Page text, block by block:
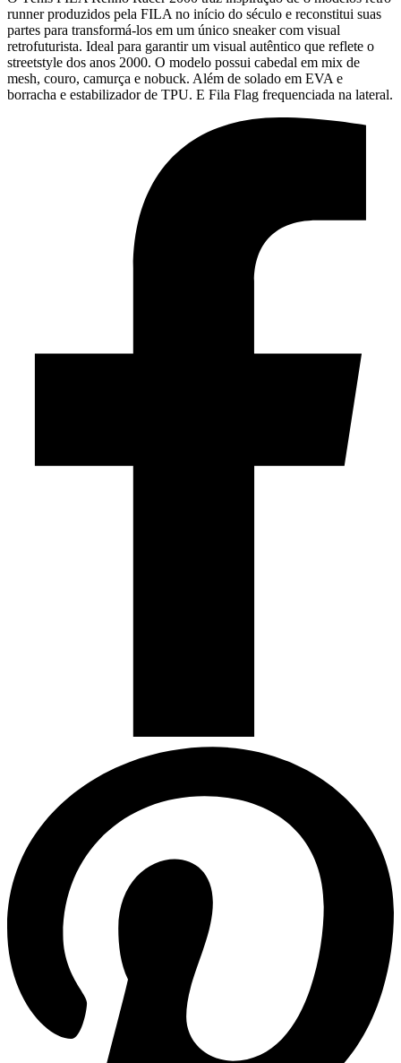
runner produzidos pela FILA no início do século e reconstitui suas
partes para transformá-los em um único sneaker com visual
retrofuturista. Ideal para garantir um visual autêntico que reflete o
streetstyle dos anos 2000. O modelo possui cabedal em mix de
mesh, couro, camurça e nobuck. Além de solado em EVA e
borracha e estabilizador de TPU. E Fila Flag frequenciada na lateral.